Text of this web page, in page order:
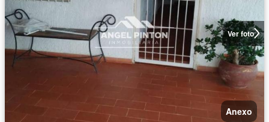
Ver foto
Anexo